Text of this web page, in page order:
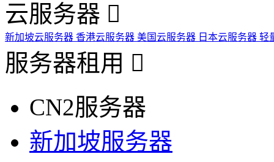
云服务器
新加坡云服务器 香港云服务器 美国云服务器 日本云服务器 轻
服务器租用
CN2服务器
新加坡服务器